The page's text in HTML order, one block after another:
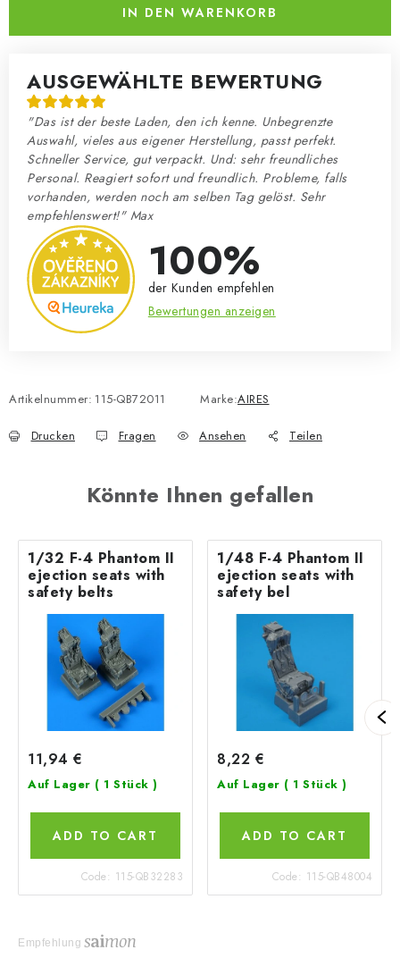
IN DEN WARENKORB
AUSGEWÄHLTE BEWERTUNG
"Das ist der beste Laden, den ich kenne. Unbegrenzte
Auswahl, vieles aus eigener Herstellung, passt perfekt.
Schneller Service, gut verpackt. Und: sehr freundliches
Personal. Reagiert sofort und freundlich. Probleme, falls
vorhanden, werden noch am selben Tag gelöst. Sehr
empfehlenswert!" Max
100%
der Kunden empfehlen
Bewertungen anzeigen
Artikelnummer: 115-QB72011 Marke:AIRES
Drucken Fragen Ansehen Teilen
Könnte Ihnen gefallen
1/32 F-4 Phantom II
ejection seats with
safety belts
11,94 €
Auf Lager ( 1 Stück )
ADD TO CART
Code: 115-QB32283
1/48 F-4 Phantom II
ejection seats with
safety bel
8,22 €
Auf Lager ( 1 Stück )
ADD TO CART
Code: 115-QB48004
Empfehlung